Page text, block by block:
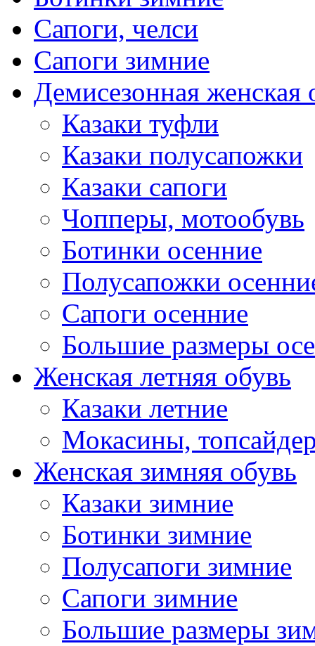
Сапоги, челси
Сапоги зимние
Демисезонная женская
Казаки туфли
Казаки полусапожки
Казаки сапоги
Чопперы, мотообувь
Ботинки осенние
Полусапожки
Сапоги осенние
Большие размеры
Женская летняя обувь
Казаки летние
Мокасины,
Женская зимняя обувь
Казаки зимние
Ботинки зимние
Полусапоги зимние
Сапоги зимние
Большие размеры